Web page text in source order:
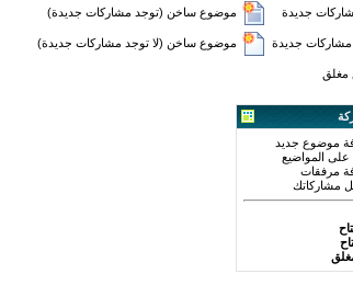
جديدة موضوع ساخن (توجد مشاركات جديدة)
مشاركات جديدة موضوع ساخن (لا توجد مشاركات جديدة)
مغلق
موضوع جديد
على المواضيع
مرفقات
مشاركاتك